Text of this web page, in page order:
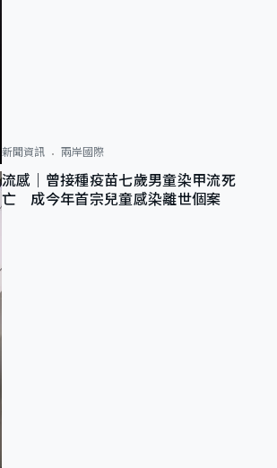
新聞資訊 兩岸國際
流感｜曾接種疫苗七歲男童染甲流死
亡 成今年首宗兒童感染離世個案